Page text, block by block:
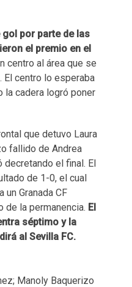
por parte de las
el premio en el
centro al área que se
El centro lo esperaba
la cadera logró poner
que detuvo Laura
fallido de Andrea
decretando el final. El
de 1-0, el cual
un Granada CF
de la permanencia. El
séptimo y la
al Sevilla FC.
Manoly Baquerizo